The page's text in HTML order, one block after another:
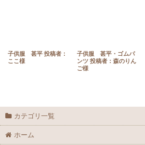
子供服 甚平 投稿者：
ここ様
子供服 甚平・ゴムパ
ンツ 投稿者：森のりん
ご様
カテゴリ一覧
ホーム